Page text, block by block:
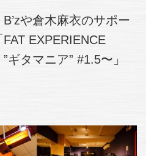
や倉木麻衣のサポー
EXPERIENCE
ギタマニア” #1.5〜」